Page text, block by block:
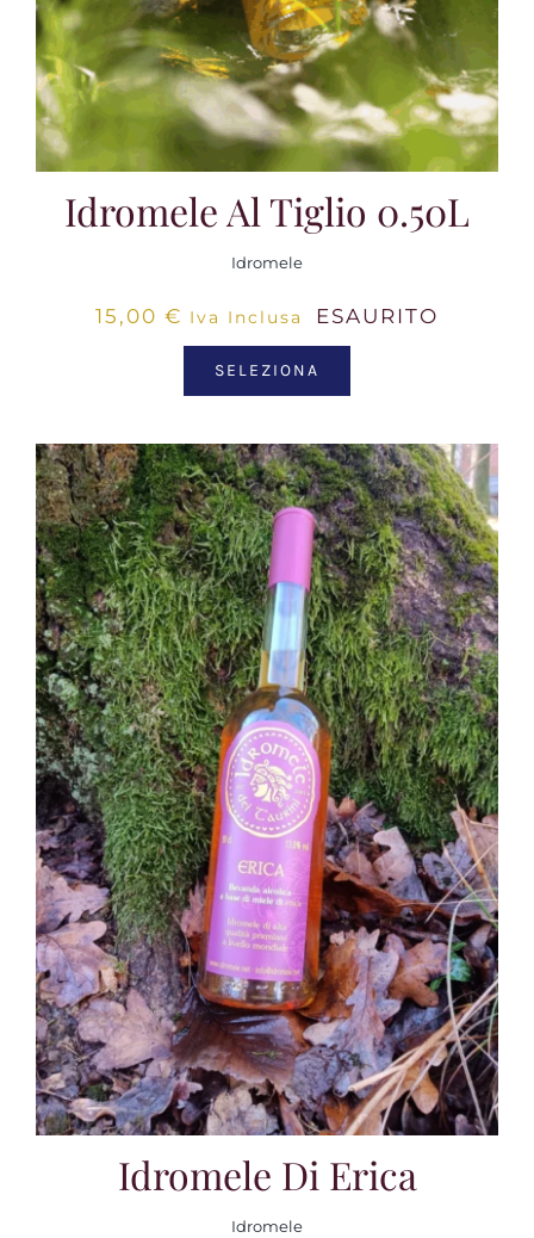
Idromele Al Tiglio 0.50L
Idromele
15,00€ Iva Inclusa ESAURITO
SELEZIONA
Idromele Di Erica
Idromele